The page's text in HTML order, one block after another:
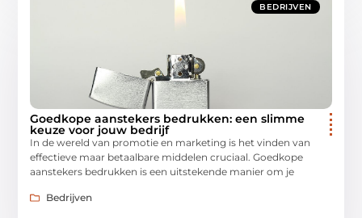
BEDRIJVEN
Goedkope aanstekers bedrukken: een slimme
keuze voor jouw bedrijf
In de wereld van promotie en marketing is het vinden van
effectieve maar betaalbare middelen cruciaal. Goedkope
aanstekers bedrukken is een uitstekende manier om je
Bedrijven